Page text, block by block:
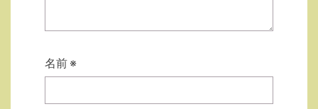
名前 ※